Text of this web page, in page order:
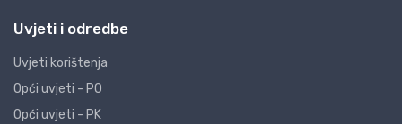
Uvjeti i odredbe
Uvjeti korištenja
Opći uvjeti - PO
Opći uvjeti - PK